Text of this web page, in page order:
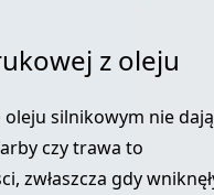
z oleju
silnikowym nie
czy trawa to
zwłaszcza gdy